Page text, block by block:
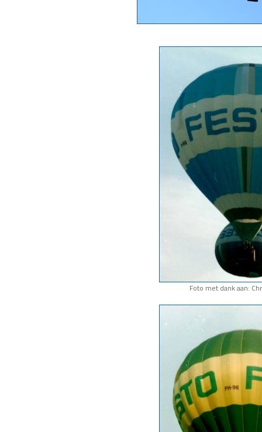
Foto met dank aan: